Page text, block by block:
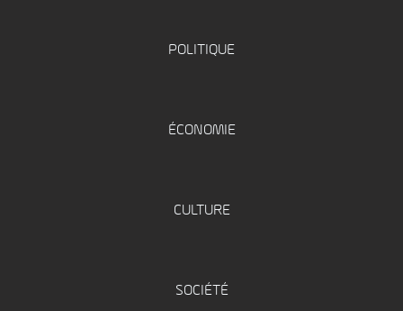
POLITIQUE
ÉCONOMIE
CULTURE
SOCIÉTÉ